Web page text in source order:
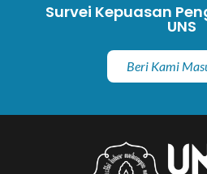
Survei Kepuasan
UNS
Beri Kami